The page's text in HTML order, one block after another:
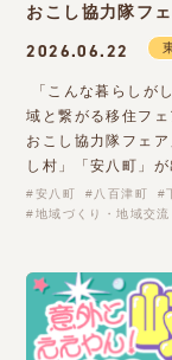
おこし協力隊フ
2026.06.22
「こんな暮らしが
域と繋がる移住フ
おこし協力隊フェ
し村」「安八町」
安八町 八百津町
地域づくり・地域交流